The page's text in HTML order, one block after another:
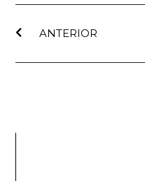
ANTERIOR